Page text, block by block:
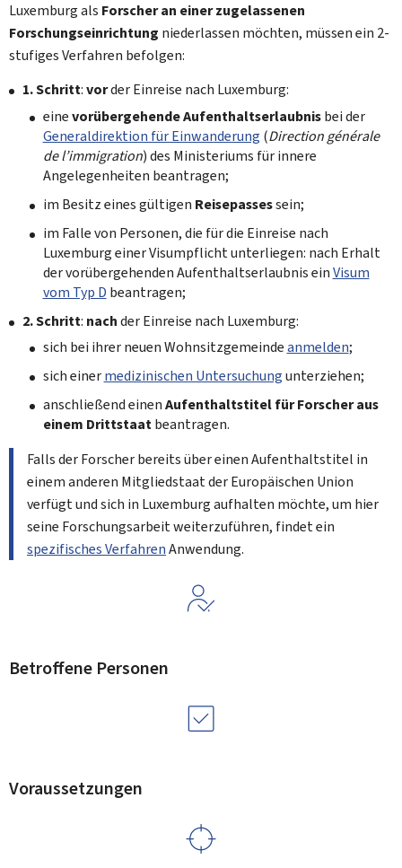
Luxemburg als Forscher an einer zugelassenen
Forschungseinrichtung niederlassen möchten, müssen ein 2-
stufiges Verfahren befolgen:
1. Schritt:vorder Einreise nach Luxemburg:
einevorübergehende Aufenthaltserlaubnisbei der
Generaldirektion für Einwanderung (Direction générale
de l’immigration) des Ministeriums für innere
Angelegenheiten beantragen;
im Besitz eines gültigen Reisepassessein;
im Falle von Personen, die für die Einreise nach
Luxemburg einer Visumpflicht unterliegen: nach Erhalt
der vorübergehenden Aufenthaltserlaubnis einVisum
vom Typ D beantragen;
2. Schritt: nachder Einreise nach Luxemburg:
sich bei ihrer neuen Wohnsitzgemeindeanmelden;
sich einermedizinischen Untersuchungunterziehen;
anschließend einenAufenthaltstitel für Forscher aus
einem Drittstaatbeantragen.
Falls der Forscher bereits über einen Aufenthaltstitel in
einem anderen Mitgliedstaat der Europäischen Union
verfügt und sich in Luxemburg aufhalten möchte, um hier
seine Forschungsarbeit weiterzuführen, findet ein
spezifisches VerfahrenAnwendung.
Betroffene Personen
Voraussetzungen